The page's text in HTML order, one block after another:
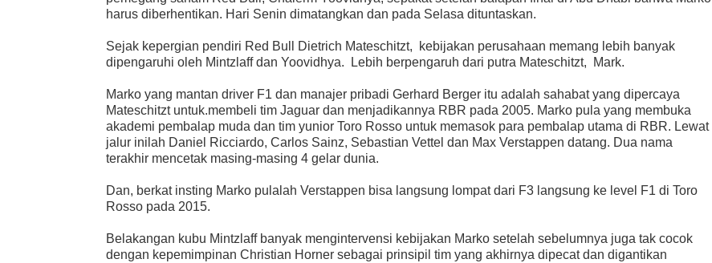
harus diberhentikan. Hari Senin dimatangkan dan pada Selasa dituntaskan.
Sejak kepergian pendiri Red Bull Dietrich Mateschitzt, kebijakan perusahaan memang lebih banyak
dipengaruhi oleh Mintzlaff dan Yoovidhya. Lebih berpengaruh dari putra Mateschitzt, Mark.
Marko yang mantan driver F1 dan manajer pribadi Gerhard Berger itu adalah sahabat yang dipercaya
Mateschitzt untuk.membeli tim Jaguar dan menjadikannya RBR pada 2005. Marko pula yang membuka
akademi pembalap muda dan tim yunior Toro Rosso untuk memasok para pembalap utama di RBR. Lewat
jalur inilah Daniel Ricciardo, Carlos Sainz, Sebastian Vettel dan Max Verstappen datang. Dua nama
terakhir mencetak masing-masing 4 gelar dunia.
Dan, berkat insting Marko pulalah Verstappen bisa langsung lompat dari F3 langsung ke level F1 di Toro
Rosso pada 2015.
Belakangan kubu Mintzlaff banyak mengintervensi kebijakan Marko setelah sebelumnya juga tak cocok
dengan kepemimpinan Christian Horner sebagai prinsipil tim yang akhirnya dipecat dan digantikan